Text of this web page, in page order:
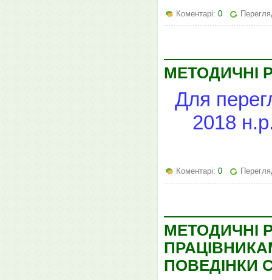
Коментарі: 0
МЕТОДИЧНІ
Для
2018
Коментарі: 0
МЕТОДИЧНІ
ПОВЕДІНКИ